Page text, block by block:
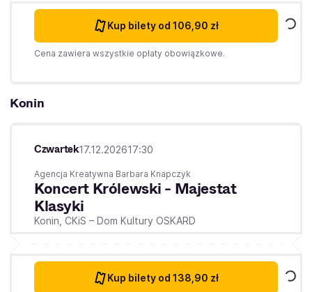
Kup bilety od 106,90 zł
Cena zawiera wszystkie opłaty obowiązkowe.
Konin
Czwartek17.12.202617:30
Agencja Kreatywna Barbara Knapczyk
Koncert Królewski - Majestat
Klasyki
Konin, CKiS – Dom Kultury OSKARD
Kup bilety od 138,90 zł